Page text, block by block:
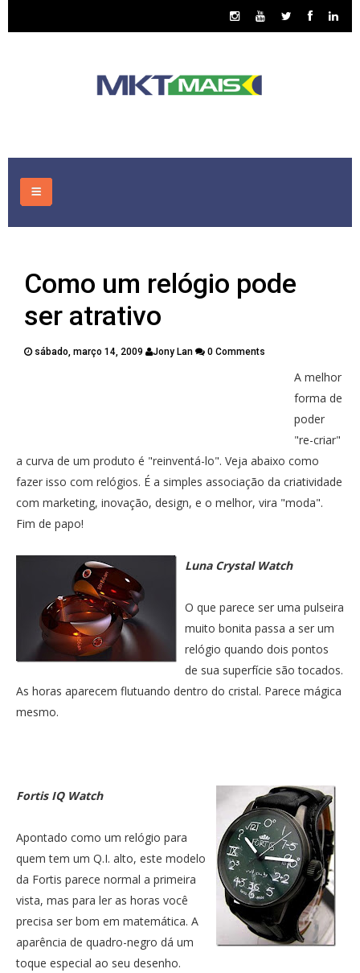
CONSULTORIA
ASSUNTOS
PUBLICAÇÕES
Como um relógio pode
ser atrativo
sábado, março 14, 2009 Jony Lan 0 Comments
A melhor
forma de
poder
"re-criar"
a curva de um produto é "reinventá-lo". Veja abaixo como
fazer isso com relógios. É a simples associação da criatividade
com marketing, inovação, design, e o melhor, vira "moda".
Fim de papo!
Luna Crystal Watch
O que parece ser uma pulseira
muito bonita passa a ser um
relógio quando dois pontos
de sua superfície são tocados.
As horas aparecem flutuando dentro do cristal. Parece mágica
mesmo.
Fortis IQ Watch
Apontado como um relógio para
quem tem um Q.I. alto, este modelo
da Fortis parece normal a primeira
vista, mas para ler as horas você
precisa ser bom em matemática. A
aparência de quadro-negro dá um
toque especial ao seu desenho.